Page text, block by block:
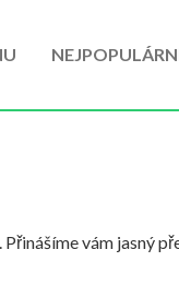
vám jasný